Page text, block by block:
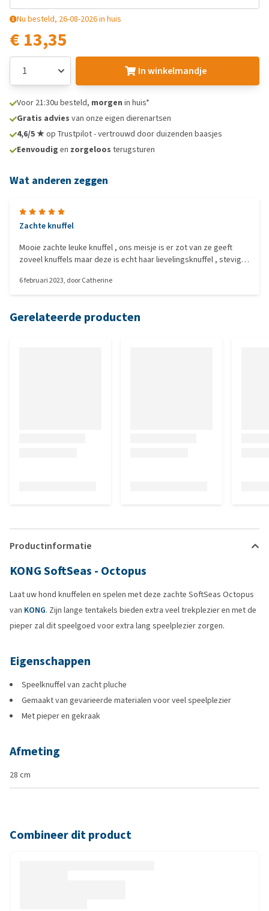
Nu besteld, 26-08-2026 in huis
€ 13,35
In winkelmandje
Voor 21:30u besteld, morgen in huis*
Gratis advies van onze eigen dierenartsen
4,6/5 ★op Trustpilot - vertrouwd door duizenden baasjes
Eenvoudig en zorgeloos terugsturen
Wat anderen zeggen
Zachte knuffel
Mooie zachte leuke knuffel , ons meisje is er zot van ze geeft
zoveel knuffels maar deze is echt haar lievelingsknuffel , stevige
6 februari 2023, doorCatherine
Gerelateerde producten
Productinformatie
KONG SoftSeas - Octopus
Laat uw hond knuffelen en spelen met deze zachte SoftSeas Octopus
van KONG. Zijn lange tentakels bieden extra veel trekplezier en met de
pieper zal dit speelgoed voor extra lang speelplezier zorgen.
Eigenschappen
Speelknuffel van zacht pluche
Gemaakt van gevarieerde materialen voor veel speelplezier
Met pieper en gekraak
Afmeting
28 cm
Combineer dit product